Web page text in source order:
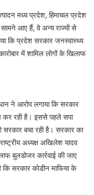
मध्य प्रदेश, हिमाचल प्रदेश
सामने आए हैं, वे अन्य राज्यों से
कि प्रदेश सरकार जनस्वास्थ्य
में शामिल लोगों के खिलाफ
ने आरोप लगाया कि सरकार
कर रही है। इससे पहले सपा
सरकार बचा रही है। सरकार का
अध्यक्ष अखिलेश यादव
बुलडोजर कार्रवाई की जाए
सरकार कोडीन माफिया के